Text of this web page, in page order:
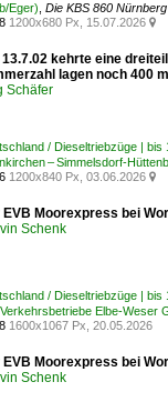
Eger) Die KBS 860
1200x680 Px, 15.07.2026 
kehrte eine
lagen noch 400
Schäfer
/ Dieseltriebzüge | bis
– Simmelsdorf-
1200x840 Px, 03.06.2026 
EVB Moorexpress bei
Schenk
/ Dieseltriebzüge | bis
Elbe-Weser
1600x1067 Px, 20.05.2026
EVB Moorexpress bei
Schenk